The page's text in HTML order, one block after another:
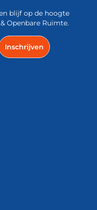
blijf op de hoogte
Openbare Ruimte.